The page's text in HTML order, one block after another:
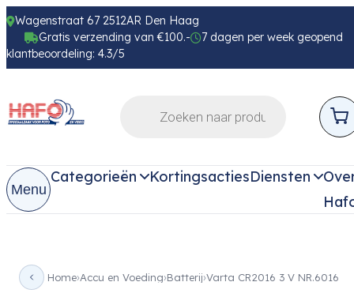
Wagenstraat 67 2512AR Den Haag
Gratis verzending van €100.-
7 dagen per week geopend
klantbeoordeling: 4.3/5
Menu
Categorieën KortingsactiesDiensten
Home Accu en Voeding Batterij Varta CR2016 3 V NR.6016